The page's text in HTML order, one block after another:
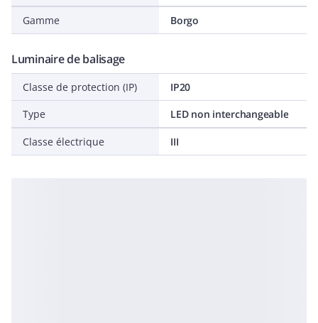
Gamme Borgo
Luminaire de balisage
Classe de protection (IP)
IP20
Type
LED non interchangeable
Classe électrique III